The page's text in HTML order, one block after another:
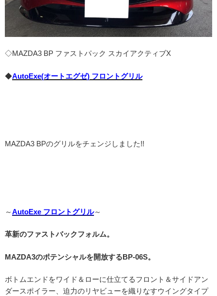
◇MAZDA3 BP ファストパック スカイアクティブX
◆AutoExe(オートエグゼ) フロントグリル
MAZDA3 BPのグリルをチェンジしました!!
～AutoExe フロントグリル～
革新のファストバックフォルム。
MAZDA3のポテンシャルを開放するBP-06S。
ボトムエンドをワイド＆ローに仕立てるフロント＆サイドアン
ダースポイラー、迫力のリヤビューを織りなすウイングタイプ